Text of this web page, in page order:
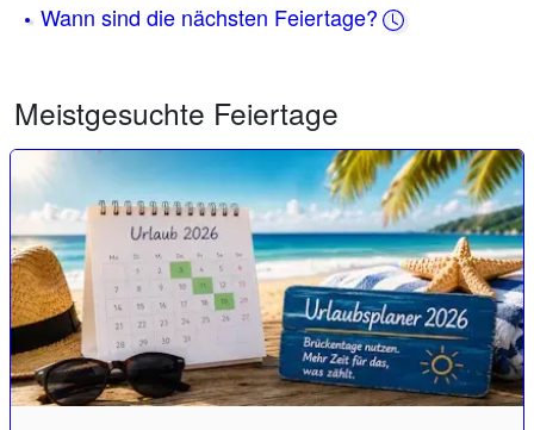
Wann sind die nächsten Feiertage?
Meistgesuchte Feiertage